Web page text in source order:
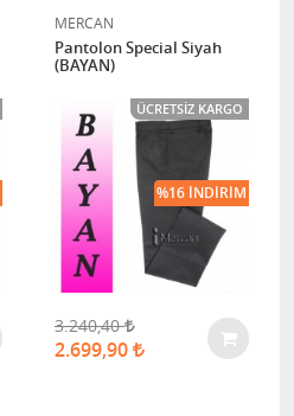
MERCAN
Pantolon Special Siyah
(BAYAN)
ÜCRETSIZ KARGO
3.240,40
2.699,90
%16 İNDIRIM